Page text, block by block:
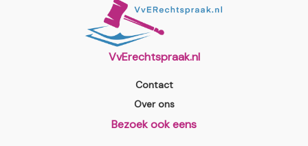
VvErechtspraak.nl
Contact
Over ons
Bezoek ook eens